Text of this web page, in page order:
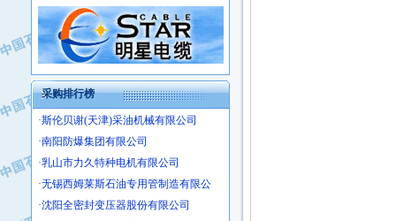
采购排行榜
·中国石油长庆油田分公司
·中国石油宁夏石化分公司
·山东墨龙石油机械股份有限公司
·大庆油田物资集团
·斯伦贝谢(天津)采油机械有限公司
·南阳防爆集团有限公司
·乳山市力久特种电机有限公司
·无锡西姆莱斯石油专用管制造有限公
·沈阳全密封变压器股份有限公司
·河北华北石油天成实业集团有限公司